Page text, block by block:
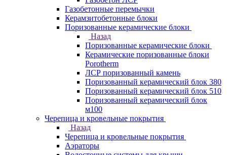
Газобетонные перемычки
Керамзитобетонные блоки
Поризованные керамические блоки
Назад
Поризованные керамические блоки
Керамические поризованные блоки
Porotherm
ЛСР поризованный камень
Поризованный керамический блок 380
Поризованный керамический блок 510
Поризованный керамический блок
м100
Черепица и кровельные покрытия
Назад
Черепица и кровельные покрытия
Аэраторы